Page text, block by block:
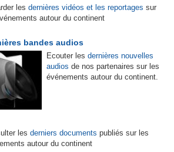
les dernières vidéos et les reportages sur
autour du continent
bandes audios
Ecouter les dernières nouvelles
audios de nos partenaires sur les
événements autour du continent.
les derniers documents publiés sur les
autour du continent